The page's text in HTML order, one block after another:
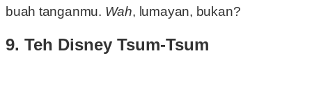
buah tanganmu. Wah, lumayan, bukan?
9. Teh Disney Tsum-Tsum